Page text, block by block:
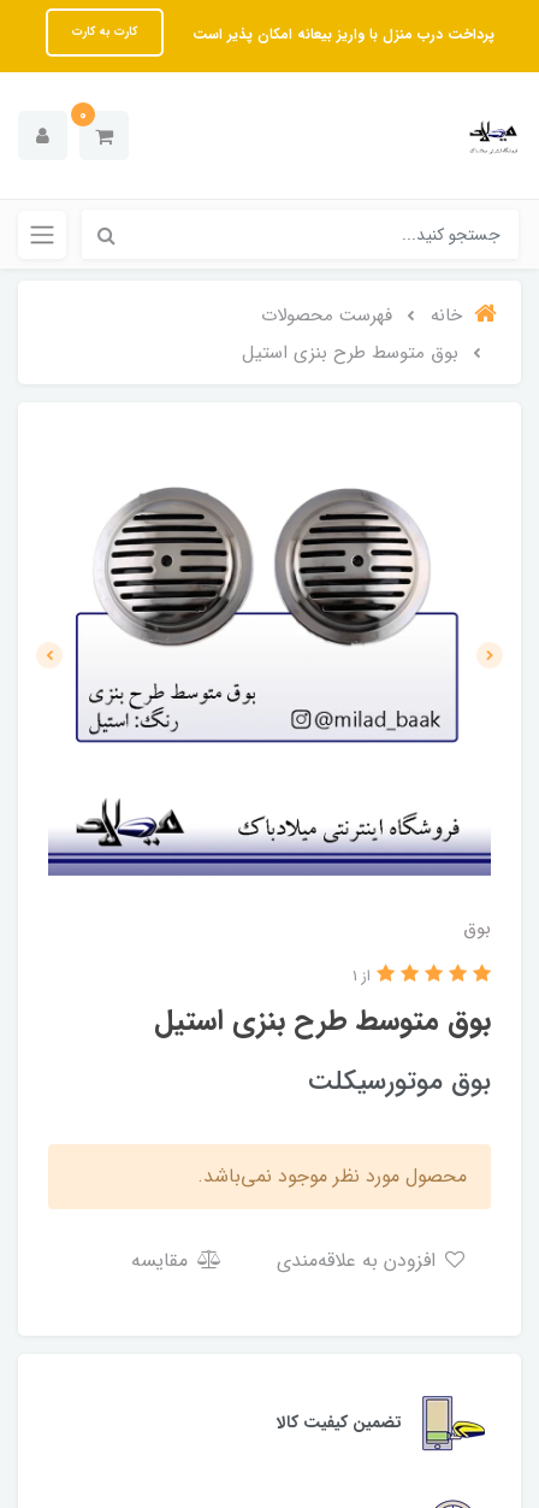
پرداخت درب منزل با واریز بیعانه امکان پذیر است کارت به کارت
0
خانه
فهرست محصولات
بوق متوسط طرح بنزی استیل
بوق
بوق متوسط طرح بنزی استیل
از 1
بوق موتورسیکلت
محصول مورد نظر موجود نمی‌باشد.
مقایسه
تضمین کیفیت کالا